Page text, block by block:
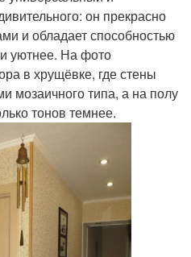
он прекрасно
и обладает способностью
уютнее. На фото
в хрущёвке, где стены
мозаичного типа, а на полу
тонов темнее.